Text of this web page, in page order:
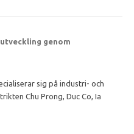
genom
sig på industri- och
Chu Prong, Duc Co, Ia